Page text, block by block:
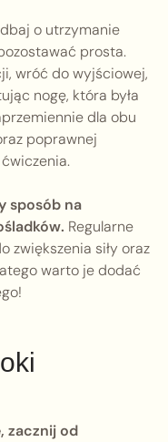
o utrzymanie
prosta.
wróć do wyjściowej,
nogę, która była
dla obu
poprawnej
sposób na
Regularne
zwiększenia siły oraz
warto je dodać
zacznij od